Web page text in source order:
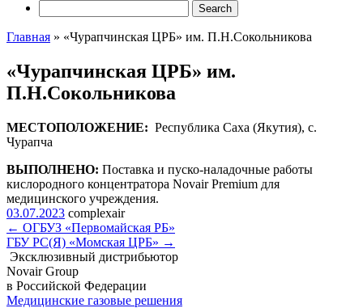
Главная » «Чурапчинская ЦРБ» им. П.Н.Сокольникова
«Чурапчинская ЦРБ» им.
П.Н.Сокольникова
МЕСТОПОЛОЖЕНИЕ: Республика Саха (Якутия), с.
Чурапча
ВЫПОЛНЕНО: Поставка и пуско-наладочные работы
кислородного концентратора Novair Premium для
медицинского учреждения.
03.07.2023 complexair
← ОГБУЗ «Первомайская РБ»
ГБУ РС(Я) «Момская ЦРБ» →
Эксклюзивный дистрибьютор
Novair Group
в Российской Федерации
Медицинские газовыe решения